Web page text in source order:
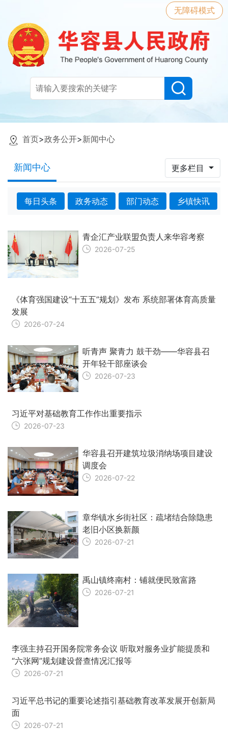
无障碍模式
首页>政务公开>新闻中心
新闻中心 更多栏目
每日头条 政务动态 部门动态 乡镇快讯
青企汇产业联盟负责人来华容考察
2026-07-25
《体育强国建设“十五五”规划》发布 系统部署体育高质量
发展
2026-07-24
听青声 聚青力 鼓干劲——华容县召
开年轻干部座谈会
2026-07-23
习近平对基础教育工作作出重要指示
2026-07-23
华容县召开建筑垃圾消纳场项目建设
调度会
2026-07-22
章华镇水乡街社区：疏堵结合除隐患
老旧小区换新颜
2026-07-21
禹山镇终南村：铺就便民致富路
2026-07-21
李强主持召开国务院常务会议 听取对服务业扩能提质和
“六张网”规划建设督查情况汇报等
2026-07-21
习近平总书记的重要论述指引基础教育改革发展开创新局
面
2026-07-21